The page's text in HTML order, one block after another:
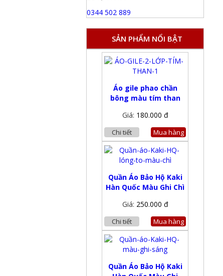
0344 502 889
SẢN PHẨM NỔI BẬT
Áo gile phao chần
bông màu tím than
Giá: 180.000 đ
Chi tiết Mua hàng
Quần Áo Bảo Hộ Kaki
Hàn Quốc Màu Ghi Chì
Giá: 250.000 đ
Chi tiết Mua hàng
Quần Áo Bảo Hộ Kaki